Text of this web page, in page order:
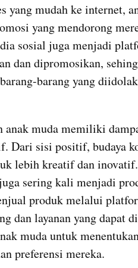
yang mudah ke internet,
yang mendorong
sosial juga menjadi
dan dipromosikan,
barang yang
anak muda memiliki
Dari sisi positif, budaya
lebih kreatif dan
sering kali menjadi
produk melalui
dan layanan yang dapat
muda untuk
preferensi mereka.